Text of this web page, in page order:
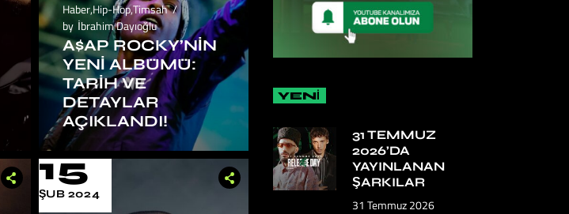
Haber,Hip-Hop,Timsah
by İbrahim Dayıoğlu
A$AP ROCKY’NIN
YENI ALBÜMÜ:
TARIH VE
DETAYLAR
AÇIKLANDI!
15
ŞUB 2024
YENİ
31 TEMMUZ
2026’DA
YAYINLANAN
ŞARKILAR
31 Temmuz 2026